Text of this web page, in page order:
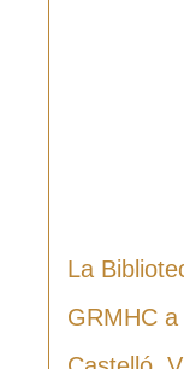
La
GRMHC a